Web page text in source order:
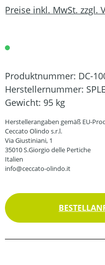
Preise inkl. MwSt. zzgl.
Produktnummer: DC-
Herstellernummer:
Gewicht: 95 kg
Herstellerangaben gemäß EU-
Ceccato Olindo s.r.l.
Via Giustiniani, 1
35010 S.Giorgio delle Pertiche
Italien
info@ceccato-olindo.it